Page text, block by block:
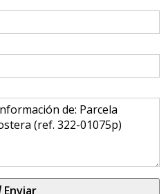
Enviar